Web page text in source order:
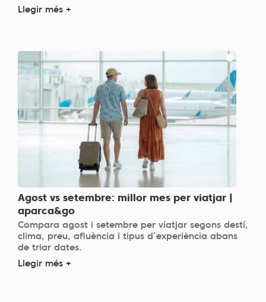
Llegir més +
Agost vs setembre: millor mes per viatjar |
aparca&go
Compara agost i setembre per viatjar segons destí,
clima, preu, afluència i tipus d’experiència abans
de triar dates.
Llegir més +